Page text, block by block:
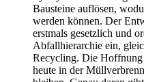
Bausteine auflösen,
werden können. Der
erstmals gesetzlich und
Abfallhierarchie ein,
Recycling. Die
heute in der